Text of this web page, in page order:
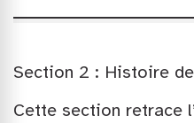
Section 2 : Histoire
Cette section retrace